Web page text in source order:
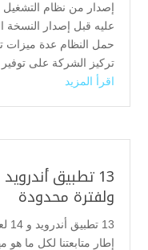
عليه قبل إصدار النسخة
حمل النظام عدة ميزات
تركيز الشركة على
اقرأ المزيد
ولفترة محدودة
إطار متابعتنا لكل ما هو